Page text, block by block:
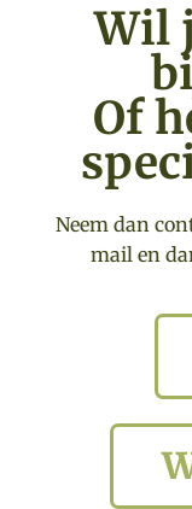
Wil
Of
Neem dan
mail en